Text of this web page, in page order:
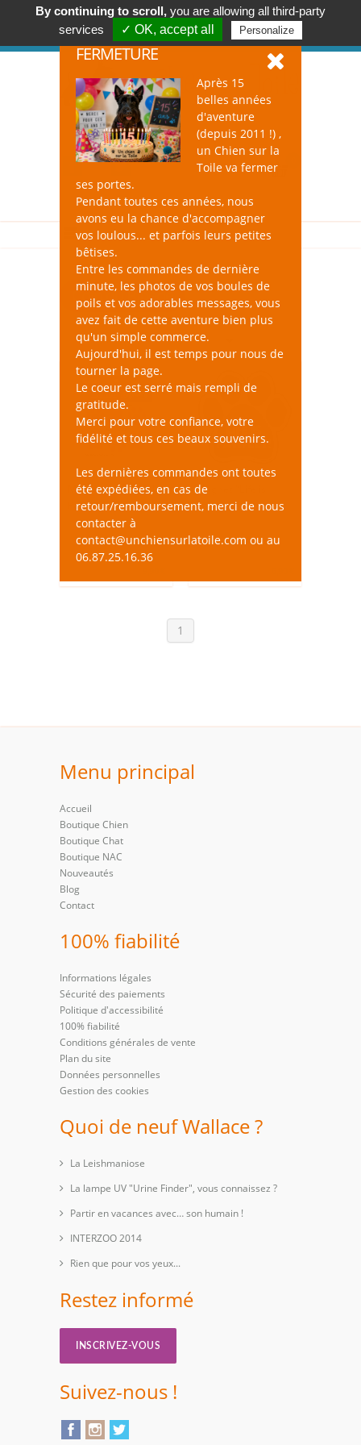
Accessoires & Design pour Chien, Chat, et Nac !
FERMETURE
Après 15
belles années
d'aventure
(depuis 2011 !) ,
un Chien sur la
Toile va fermer
ses portes.
Pendant toutes ces années, nous
avons eu la chance d'accompagner
vos loulous... et parfois leurs petites
bêtises.
Entre les commandes de dernière
minute, les photos de vos boules de
poils et vos adorables messages, vous
avez fait de cette aventure bien plus
qu'un simple commerce.
Aujourd'hui, il est temps pour nous de
tourner la page.
Le coeur est serré mais rempli de
gratitude.
Merci pour votre confiance, votre
fidélité et tous ces beaux souvenirs.
Les dernières commandes ont toutes
été expédiées, en cas de
retour/remboursement, merci de nous
contacter à
contact@unchiensurlatoile.com ou au
06.87.25.16.36
Se connecter-S'inscrire
Coin du Bipède
Mini magnets “Pink
Paws”
Magnet “Life is
Pawfect”
1
Menu principal
Accueil
Boutique Chien
Boutique Chat
Boutique NAC
Nouveautés
Blog
Contact
100% fiabilité
Informations légales
Sécurité des paiements
Politique d'accessibilité
100% fiabilité
Conditions générales de vente
Plan du site
Données personnelles
Gestion des cookies
Quoi de neuf Wallace ?
La Leishmaniose
La lampe UV "Urine Finder", vous connaissez ?
Partir en vacances avec… son humain !
INTERZOO 2014
Rien que pour vos yeux...
Restez informé
INSCRIVEZ-VOUS
Suivez-nous !
By continuing to scroll,you are allowing all third-party
services
✓ OK, accept all Personalize